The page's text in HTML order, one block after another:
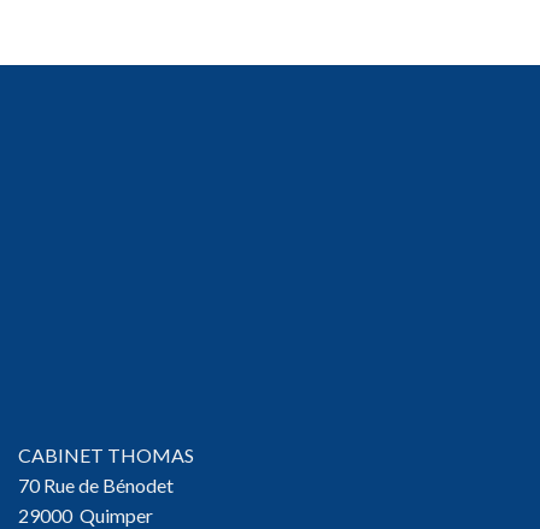
CABINET THOMAS
70 Rue de Bénodet
29000 Quimper